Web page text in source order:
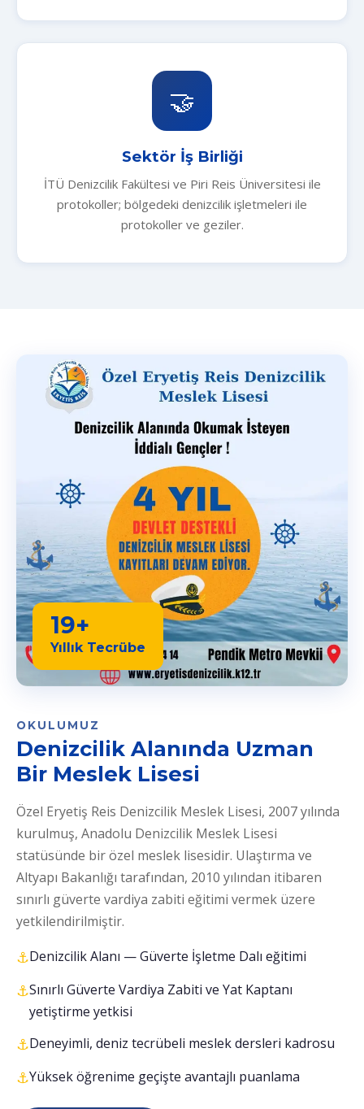
🤝
Sektör İş Birliği
İTÜ Denizcilik Fakültesi ve Piri Reis Üniversitesi ile
protokoller; bölgedeki denizcilik işletmeleri ile
protokoller ve geziler.
19+
Yıllık Tecrübe
OKULUMUZ
Denizcilik Alanında Uzman
Bir Meslek Lisesi
Özel Eryetiş Reis Denizcilik Meslek Lisesi, 2007 yılında
kurulmuş, Anadolu Denizcilik Meslek Lisesi
statüsünde bir özel meslek lisesidir. Ulaştırma ve
Altyapı Bakanlığı tarafından, 2010 yılından itibaren
sınırlı güverte vardiya zabiti eğitimi vermek üzere
yetkilendirilmiştir.
Denizcilik Alanı — Güverte İşletme Dalı eğitimi
Sınırlı Güverte Vardiya Zabiti ve Yat Kaptanı
yetiştirme yetkisi
Deneyimli, deniz tecrübeli meslek dersleri kadrosu
Yüksek öğrenime geçişte avantajlı puanlama